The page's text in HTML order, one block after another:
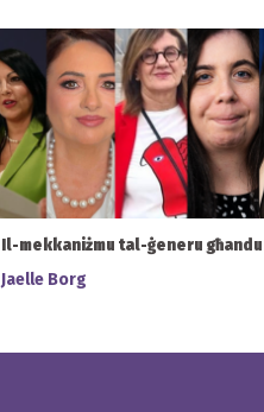
Il-mekkaniżmu tal-ġeneru
Jaelle Borg